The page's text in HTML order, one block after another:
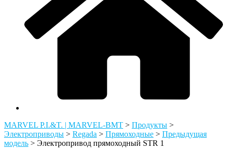
MARVEL P.I.&T. | MARVEL-BMT > Продукты >
Электроприводы > Regada > Прямоходные > Предыдущая
модель > Электропривод прямоходный STR 1